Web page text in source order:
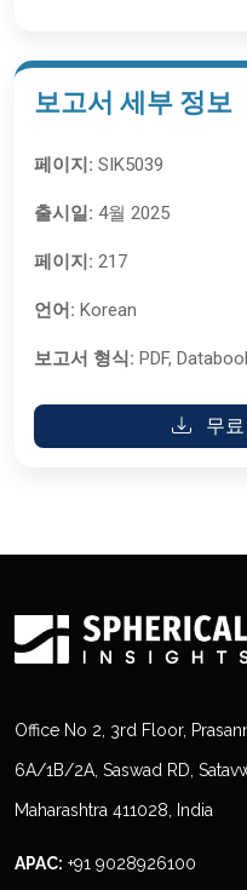
보고서 세부 정보
페이지: SIK5039
출시일: 4월 2025
페이지: 217
언어: Korean
보고서 형식: PDF,
무
Office No 2, 3rd Floor,
6A/1B/2A, Saswad RD,
Maharashtra 411028, India
APAC: +91 9028926100